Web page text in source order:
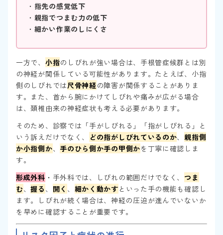
・ 指先の感覚低下
・ 親指でつまむ力の低下
・ 細かい作業のしにくさ
一方で、 小指のしびれが強い場合は、手根管症候群とは別
の神経が関係している可能性があります。たとえば、小指
側のしびれでは尺骨神経の障害が関係することがありま
す。また、首から腕にかけてしびれや痛みが広がる場合
は、頚椎由来の神経症状も考える必要があります。
そのため、診察では「手がしびれる」「指がしびれる」と
いう訴えだけでなく、
どの指がしびれているのか、親指側
か小指側か、 手のひら側か手の甲側かを丁寧に確認しま
す。
形成外科 ・手外科では、しびれの範囲だけでなく、 つま
む、握る 、 開く 、 細かく動かす といった手の機能も確認し
ます。しびれが続く場合は、神経の圧迫が進んでいないか
を早めに確認することが重要です。